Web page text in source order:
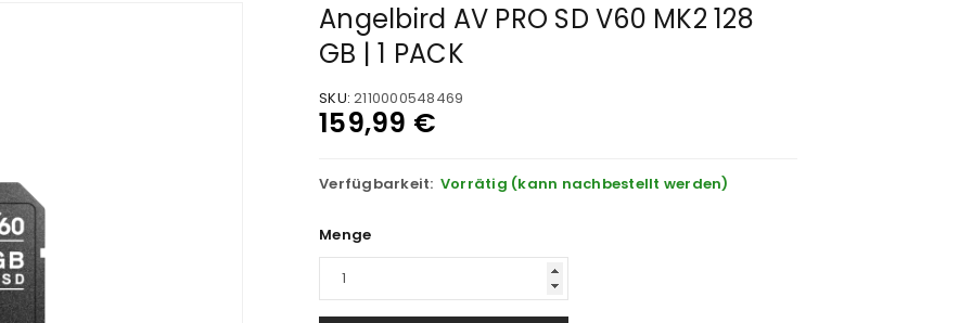
Angelbird AV PRO SD V60 MK2 128
GB | 1 PACK
SKU: 2110000548469
159,99 €
Verfügbarkeit: Vorrätig (kann nachbestellt werden)
Menge